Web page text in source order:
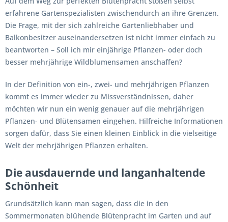
erfahrene Gartenspezialisten zwischendurch an ihre Grenzen.
Die Frage, mit der sich zahlreiche Gartenliebhaber und
Balkonbesitzer auseinandersetzen ist nicht immer einfach zu
beantworten – Soll ich mir einjährige Pflanzen- oder doch
besser mehrjährige Wildblumensamen anschaffen?
In der Definition von ein-, zwei- und mehrjährigen Pflanzen
kommt es immer wieder zu Missverständnissen, daher
möchten wir nun ein wenig genauer auf die mehrjährigen
Pflanzen- und Blütensamen eingehen. Hilfreiche Informationen
sorgen dafür, dass Sie einen kleinen Einblick in die vielseitige
Welt der mehrjährigen Pflanzen erhalten.
Die ausdauernde und langanhaltende
Schönheit
Grundsätzlich kann man sagen, dass die in den
Sommermonaten blühende Blütenpracht im Garten und auf